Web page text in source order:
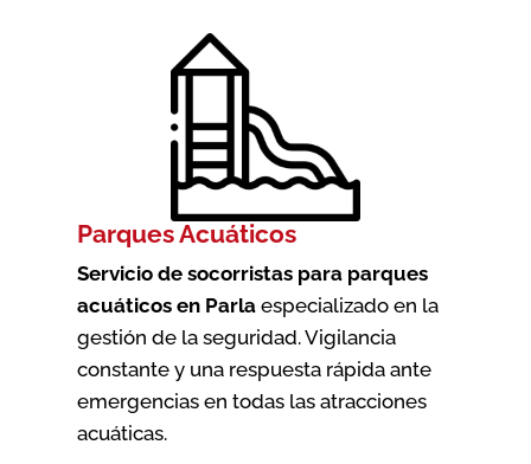
Parques Acuáticos
Servicio de socorristas para parques
acuáticos en Parla especializado en la
gestión de la seguridad. Vigilancia
constante y una respuesta rápida ante
emergencias en todas las atracciones
acuáticas.